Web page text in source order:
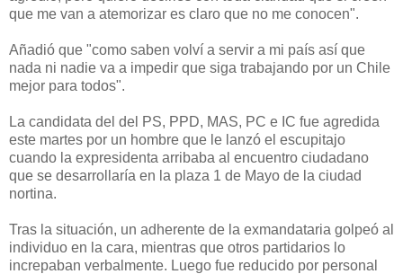
que me van a atemorizar es claro que no me conocen".
Añadió que "como saben volví a servir a mi país así que
nada ni nadie va a impedir que siga trabajando por un Chile
mejor para todos".
La candidata del del PS, PPD, MAS, PC e IC fue agredida
este martes por un hombre que le lanzó el escupitajo
cuando la expresidenta arribaba al encuentro ciudadano
que se desarrollaría en la plaza 1 de Mayo de la ciudad
nortina.
Tras la situación, un adherente de la exmandataria golpeó al
individuo en la cara, mientras que otros partidarios lo
increpaban verbalmente. Luego fue reducido por personal